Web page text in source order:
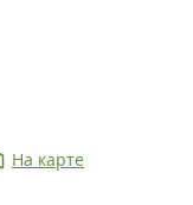
На карте